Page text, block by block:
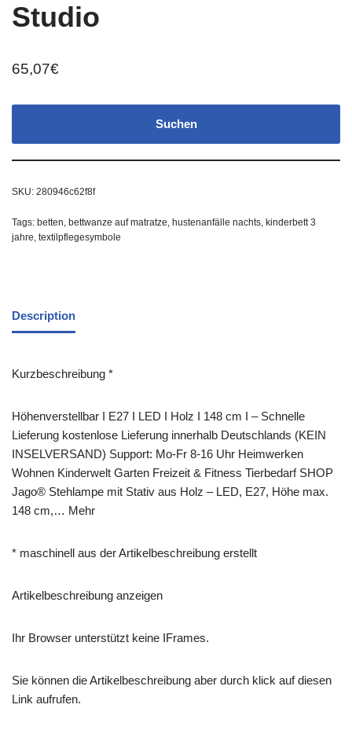
Studio
65,07€
Suchen
SKU: 280946c62f8f
Tags: betten, bettwanze auf matratze, hustenanfälle nachts, kinderbett 3
jahre, textilpflegesymbole
Description
Kurzbeschreibung *
Höhenverstellbar I E27 I LED I Holz I 148 cm I – Schnelle
Lieferung kostenlose Lieferung innerhalb Deutschlands (KEIN
INSELVERSAND) Support: Mo-Fr 8-16 Uhr Heimwerken
Wohnen Kinderwelt Garten Freizeit & Fitness Tierbedarf SHOP
Jago® Stehlampe mit Stativ aus Holz – LED, E27, Höhe max.
148 cm,… Mehr
* maschinell aus der Artikelbeschreibung erstellt
Artikelbeschreibung anzeigen
Ihr Browser unterstützt keine IFrames.
Sie können die Artikelbeschreibung aber durch klick auf diesen
Link aufrufen.